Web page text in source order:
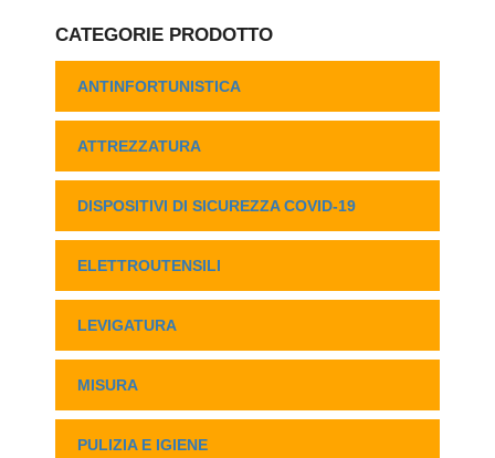
CATEGORIE PRODOTTO
ANTINFORTUNISTICA
ATTREZZATURA
DISPOSITIVI DI SICUREZZA COVID-19
ELETTROUTENSILI
LEVIGATURA
MISURA
PULIZIA E IGIENE